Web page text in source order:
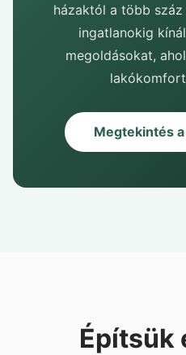
házaktól a több
ingatlanokig
megoldásokat,
Megtekintés
Építsük